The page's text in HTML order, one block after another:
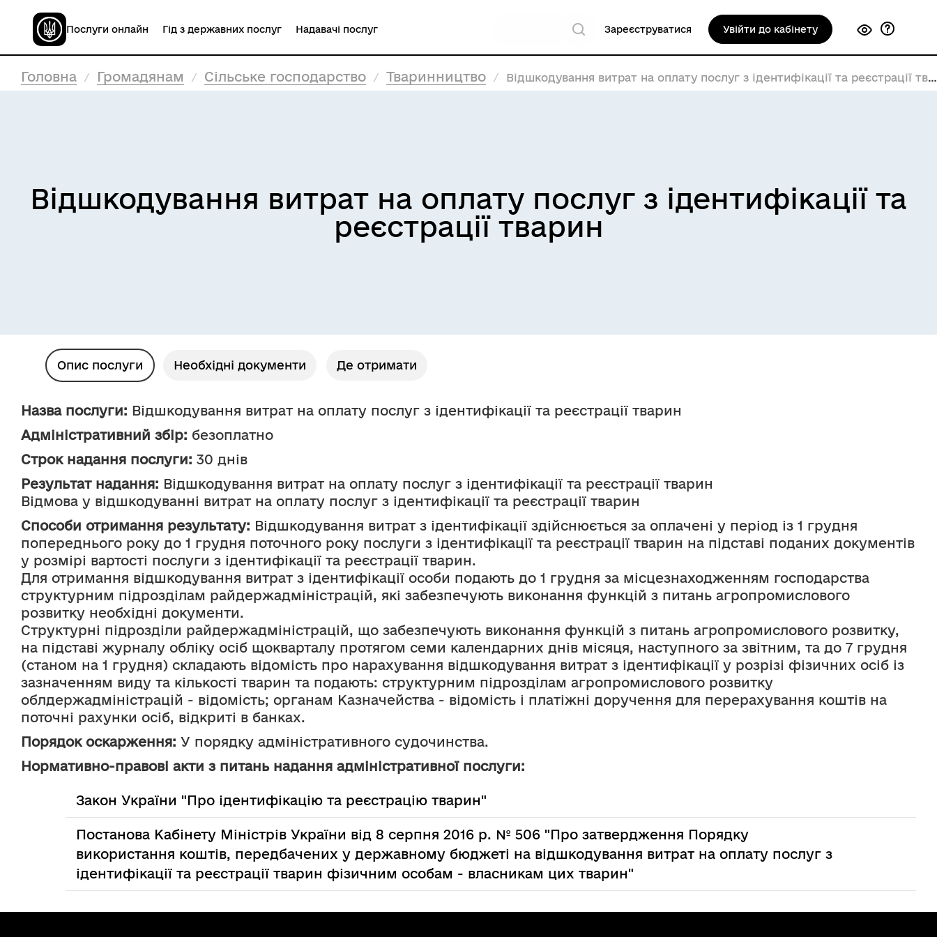
Послуги онлайн Гід з державних послуг Надавачі послуг Зареєструватися Увійти до кабінету
Головна Громадянам Сільське господарство Тваринництво Відшкодування витрат на оплату послуг з ідентифікації та реєстрації тварин
Відшкодування витрат на оплату послуг з ідентифікації та
реєстрації тварин
Опис послуги Необхідні документи Де отримати
Назва послуги: Відшкодування витрат на оплату послуг з ідентифікації та реєстрації тварин
Адміністративний збір: безоплатно
Строк надання послуги: 30 днів
Результат надання: Відшкодування витрат на оплату послуг з ідентифікації та реєстрації тварин
Відмова у відшкодуванні витрат на оплату послуг з ідентифікації та реєстрації тварин
Способи отримання результату: Відшкодування витрат з ідентифікації здійснюється за оплачені у період із 1 грудня
попереднього року до 1 грудня поточного року послуги з ідентифікації та реєстрації тварин на підставі поданих документів
у розмірі вартості послуги з ідентифікації та реєстрації тварин.
Для отримання відшкодування витрат з ідентифікації особи подають до 1 грудня за місцезнаходженням господарства
структурним підрозділам райдержадміністрацій, які забезпечують виконання функцій з питань агропромислового
розвитку необхідні документи.
Структурні підрозділи райдержадміністрацій, що забезпечують виконання функцій з питань агропромислового розвитку,
на підставі журналу обліку осіб щокварталу протягом семи календарних днів місяця, наступного за звітним, та до 7 грудня
(станом на 1 грудня) складають відомість про нарахування відшкодування витрат з ідентифікації у розрізі фізичних осіб із
зазначенням виду та кількості тварин та подають: структурним підрозділам агропромислового розвитку
облдержадміністрацій - відомість; органам Казначейства - відомість і платіжні доручення для перерахування коштів на
поточні рахунки осіб, відкриті в банках.
Порядок оскарження: У порядку адміністративного судочинства.
Нормативно-правові акти з питань надання адміністративної послуги:
Закон України "Про ідентифікацію та реєстрацію тварин"
Постанова Кабінету Міністрів України від 8 серпня 2016 р. № 506 "Про затвердження Порядку
використання коштів, передбачених у державному бюджеті на відшкодування витрат на оплату послуг з
ідентифікації та реєстрації тварин фізичним особам - власникам цих тварин"